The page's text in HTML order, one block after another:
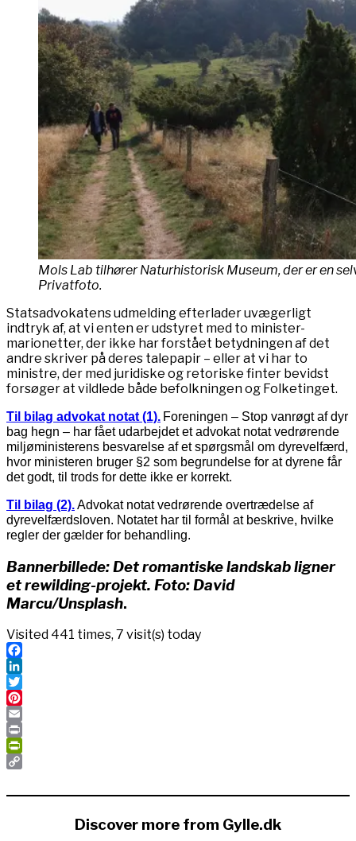
Mols Lab tilhører Naturhistorisk Museum, der er en
Privatfoto.
Statsadvokatens udmelding efterlader uvægerligt
indtryk af, at vi enten er udstyret med to minister-
marionetter, der ikke har forstået betydningen af det
andre skriver på deres talepapir – eller at vi har to
ministre, der med juridiske og retoriske finter bevidst
forsøger at vildlede både befolkningen og Folketinget.
Til bilag advokat notat (1). Foreningen – Stop vanrøgt af dyr
bag hegn – har fået udarbejdet et advokat notat vedrørende
miljøministerens besvarelse af et spørgsmål om dyrevelfærd,
hvor ministeren bruger §2 som begrundelse for at dyrene får
det godt, til trods for dette ikke er korrekt.
Til bilag (2).Advokat notat vedrørende overtrædelse af
dyrevelfærdsloven. Notatet har til formål at beskrive, hvilke
regler der gælder for behandling.
Bannerbillede: Det romantiske landskab ligner
et rewilding-projekt. Foto: David
Marcu/Unsplash.
Visited 441 times, 7 visit(s) today
Facebook
LinkedIn
Twitter
Pinterest
Email
Print
PrintFriendly
Link
Discover more from Gylle.dk